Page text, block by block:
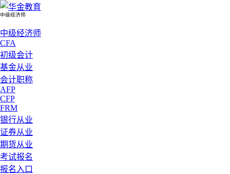
中级经济师
中级经济师
CFA
初级会计
基金从业
会计职称
AFP
CFP
FRM
银行从业
证券从业
期货从业
考试报名
报名入口